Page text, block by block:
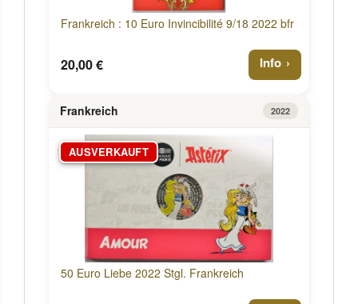
Frankreich : 10 Euro Invincibilité 9/18 2022 bfr
20,00 € Info
Frankreich 2022
AUSVERKAUFT
50 Euro Liebe 2022 Stgl. Frankreich